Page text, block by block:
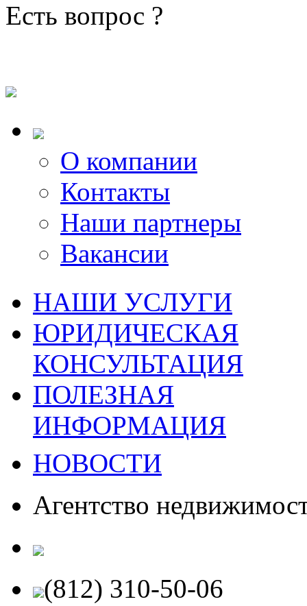
Есть вопрос ?
О компании
Контакты
Наши партнеры
Вакансии
НАШИ УСЛУГИ
ЮРИДИЧЕСКАЯ
КОНСУЛЬТАЦИЯ
ПОЛЕЗНАЯ
ИНФОРМАЦИЯ
НОВОСТИ
Агентство
(812) 310-50-06